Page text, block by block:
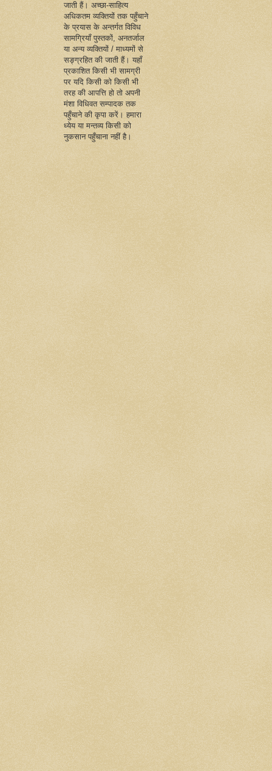
जाती हैं। अच्छा-साहित्य
अधिकतम व्यक्तियों तक पहुँचाने
के प्रयास के अन्तर्गत विविध
सामग्रियाँ पुस्तकों, अनतर्जाल
या अन्य व्यक्तियों / माध्यमों से
सङ्ग्रहित की जाती हैं। यहाँ
प्रकाशित किसी भी सामग्री
पर यदि किसी को किसी भी
तरह की आपत्ति हो तो अपनी
मंशा विधिवत सम्पादक तक
पहुँचाने की कृपा करें। हमारा
ध्येय या मन्तव्य किसी को
नुकसान पहुँचाना नहीं है।